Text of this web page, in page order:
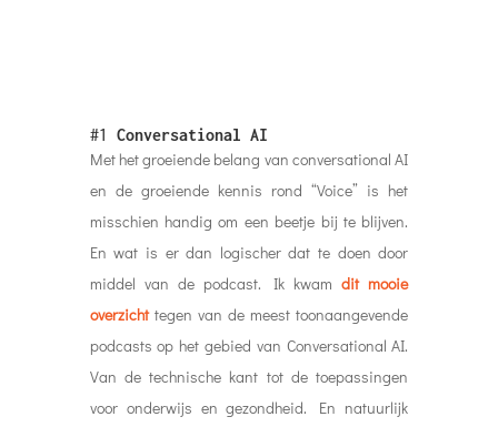
#1 Conversational AI
Met het groeiende belang van conversational AI
en de groeiende kennis rond “Voice” is het
misschien handig om een beetje bij te blijven.
En wat is er dan logischer dat te doen door
middel van de podcast. Ik kwamdit mooie
overzicht tegen van de meest toonaangevende
podcasts op het gebied van Conversational AI.
Van de technische kant tot de toepassingen
voor onderwijs en gezondheid. En natuurlijk